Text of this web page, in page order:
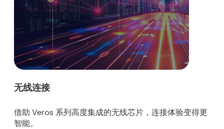
无线连接
借助 Veros 系列高度集成的无线芯片，连接体验变得更
智能。